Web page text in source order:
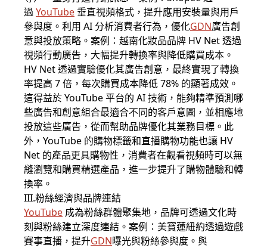
過YouTube 垂直視頻格式，提升應用安裝量與用戶
參與度。利用 AI 分析消費者行為，優化GDN廣告創
意與投放策略。案例：越南化妝品品牌 HV Net 透過
視頻行動廣告，大幅提升轉換率與降低購買成本。
HV Net 透過實驗優化其廣告創意，最終實現了轉換
率提高 7 倍，每次購買成本降低 78% 的顯著成效。
這得益於 YouTube 平台的 AI 技術，能夠精準預測哪
些廣告和創意組合最適合不同的客戶意圖，並相應地
投放這些廣告，從而幫助品牌優化其業務目標。此
外，YouTube 的購物標籤和直播購物功能也讓 HV
Net 的產品更具購物性，消費者在觀看視頻時可以無
縫瀏覽和購買精選產品，進一步提升了購物體驗和轉
換率。
III.粉絲經濟與品牌連結
YouTube 成為粉絲群體聚集地，品牌可透過文化時
刻與粉絲建立深度連結。案例：美寶蓮紐約透過遊戲
賽事直播，提升GDN曝光與粉絲參與度。與